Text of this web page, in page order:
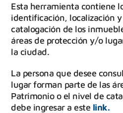
Esta herramienta contiene
identificación, localización
catalogación de los
áreas de protección y/o
la ciudad.
La persona que desee
lugar forman parte de las
Patrimonio o el nivel de
debe ingresar a este link.